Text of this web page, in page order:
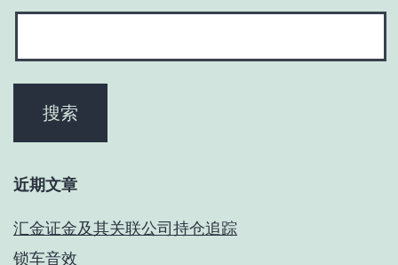
近期文章
汇金证金及其关联公司持仓追踪
锁车音效